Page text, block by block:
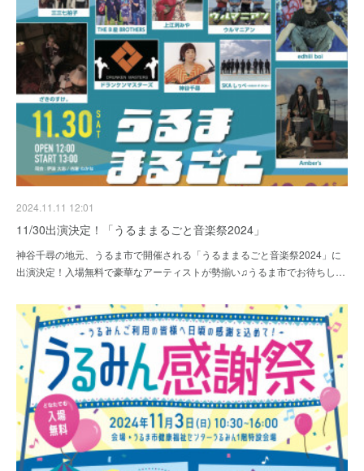
2024.11.11 12:01
11/30出演決定！「うるままるごと音楽祭2024」
神谷千尋の地元、うるま市で開催される「うるままるごと音楽祭2024」に
出演決定！入場無料で豪華なアーティストが勢揃い♫うるま市でお待ちし…